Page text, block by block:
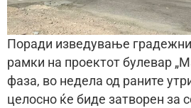
Поради изведување
рамки на проектот булевар
фаза, во недела од раните
целосно ќе биде затворен за